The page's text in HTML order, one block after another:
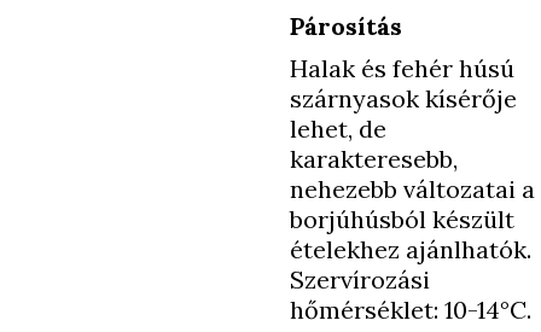
Párosítás
Halak és fehér húsú
szárnyasok kísérője
lehet, de
karakteresebb,
nehezebb változatai a
borjúhúsból készült
ételekhez ajánlhatók.
Szervírozási
hőmérséklet: 10-14°C.